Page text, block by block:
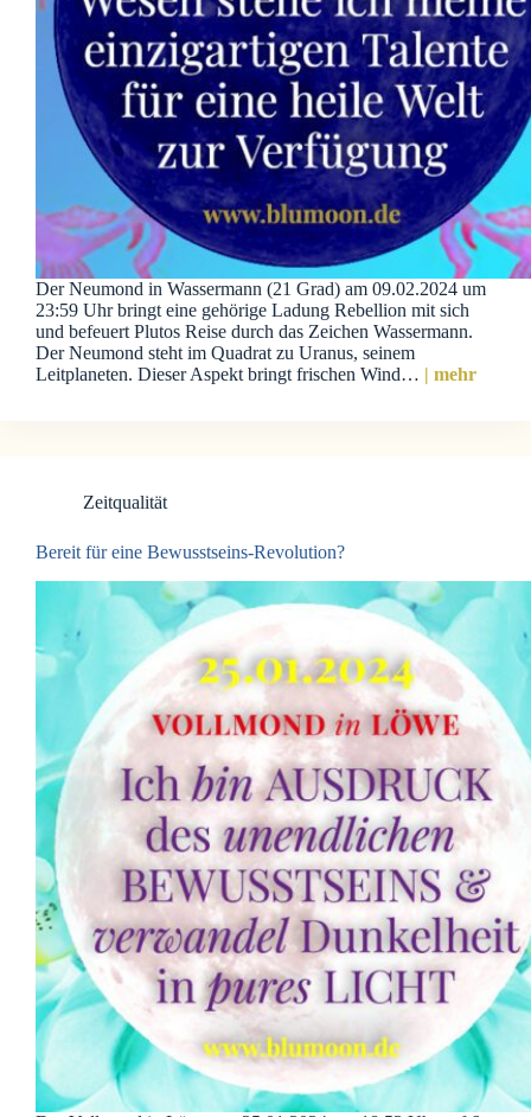
Der Neumond in Wassermann (21 Grad) am 09.02.2024 um
23:59 Uhr bringt eine gehörige Ladung Rebellion mit sich
und befeuert Plutos Reise durch das Zeichen Wassermann.
Der Neumond steht im Quadrat zu Uranus, seinem
Leitplaneten. Dieser Aspekt bringt frischen Wind… | mehr
Zeitqualität
Bereit für eine Bewusstseins-Revolution?